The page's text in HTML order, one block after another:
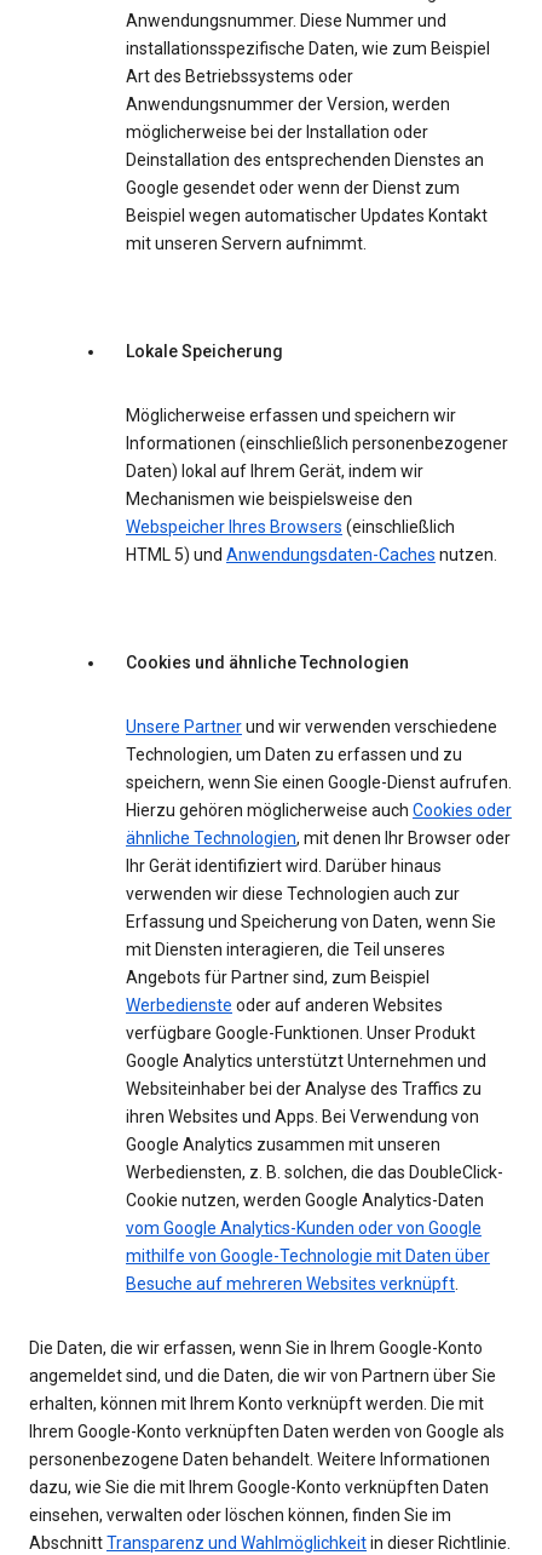
Anwendungsnummer. Diese Nummer und
installationsspezifische Daten, wie zum Beispiel
Art des Betriebssystems oder
Anwendungsnummer der Version, werden
möglicherweise bei der Installation oder
Deinstallation des entsprechenden Dienstes an
Google gesendet oder wenn der Dienst zum
Beispiel wegen automatischer Updates Kontakt
mit unseren Servern aufnimmt.
Lokale Speicherung
Möglicherweise erfassen und speichern wir
Informationen (einschließlich personenbezogener
Daten) lokal auf Ihrem Gerät, indem wir
Mechanismen wie beispielsweise den
Webspeicher Ihres Browsers (einschließlich
HTML 5) und Anwendungsdaten-Caches nutzen.
Cookies und ähnliche Technologien
Unsere Partnerund wir verwenden verschiedene
Technologien, um Daten zu erfassen und zu
speichern, wenn Sie einen Google-Dienst aufrufen.
Hierzu gehören möglicherweise auch Cookies oder
ähnliche Technologien, mit denen Ihr Browser oder
Ihr Gerät identifiziert wird. Darüber hinaus
verwenden wir diese Technologien auch zur
Erfassung und Speicherung von Daten, wenn Sie
mit Diensten interagieren, die Teil unseres
Angebots für Partner sind, zum Beispiel
Werbedienste oder auf anderen Websites
verfügbare Google-Funktionen. Unser Produkt
Google Analytics unterstützt Unternehmen und
Websiteinhaber bei der Analyse des Traffics zu
ihren Websites und Apps. Bei Verwendung von
Google Analytics zusammen mit unseren
Werbediensten, z. B. solchen, die das DoubleClick-
Cookie nutzen, werden Google Analytics-Daten
vom Google Analytics-Kunden oder von Google
mithilfe von Google-Technologie mit Daten über
Besuche auf mehreren Websites verknüpft.
Die Daten, die wir erfassen, wenn Sie in Ihrem Google-Konto
angemeldet sind, und die Daten, die wir von Partnern über Sie
erhalten, können mit Ihrem Konto verknüpft werden. Die mit
Ihrem Google-Konto verknüpften Daten werden von Google als
personenbezogene Daten behandelt. Weitere Informationen
dazu, wie Sie die mit Ihrem Google-Konto verknüpften Daten
einsehen, verwalten oder löschen können, finden Sie im
AbschnittTransparenz und Wahlmöglichkeitin dieser Richtlinie.